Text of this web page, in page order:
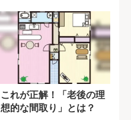
これが正解！「老後の理
想的な間取り」とは？